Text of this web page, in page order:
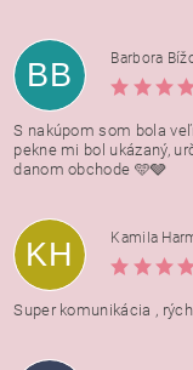
BB
Barbora
S nakúpom som bola
pekne mi bol ukázaný,
danom obchode 🩵🩶
KH
Kamila
Super komunikácia ,